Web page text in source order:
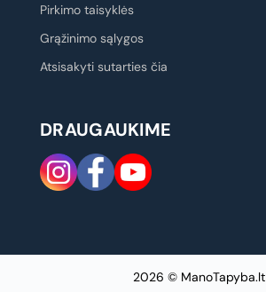
Pirkimo taisyklės
Grąžinimo sąlygos
Atsisakyti sutarties čia
DRAUGAUKIME
2026 © ManoTapyba.lt